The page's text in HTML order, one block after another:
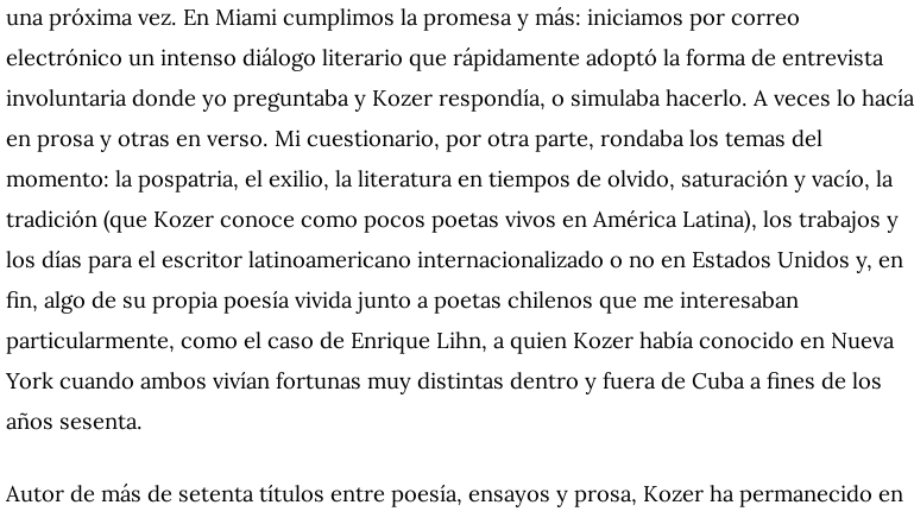
una próxima vez. En Miami cumplimos la promesa y más: iniciamos por correo
electrónico un intenso diálogo literario que rápidamente adoptó la forma de entrevista
involuntaria donde yo preguntaba y Kozer respondía, o simulaba hacerlo. A veces lo hacía
en prosa y otras en verso. Mi cuestionario, por otra parte, rondaba los temas del
momento: la pospatria, el exilio, la literatura en tiempos de olvido, saturación y vacío, la
tradición (que Kozer conoce como pocos poetas vivos en América Latina), los trabajos y
los días para el escritor latinoamericano internacionalizado o no en Estados Unidos y, en
fin, algo de su propia poesía vivida junto a poetas chilenos que me interesaban
particularmente, como el caso de Enrique Lihn, a quien Kozer había conocido en Nueva
York cuando ambos vivían fortunas muy distintas dentro y fuera de Cuba a fines de los
años sesenta.
Autor de más de setenta títulos entre poesía, ensayos y prosa, Kozer ha permanecido en